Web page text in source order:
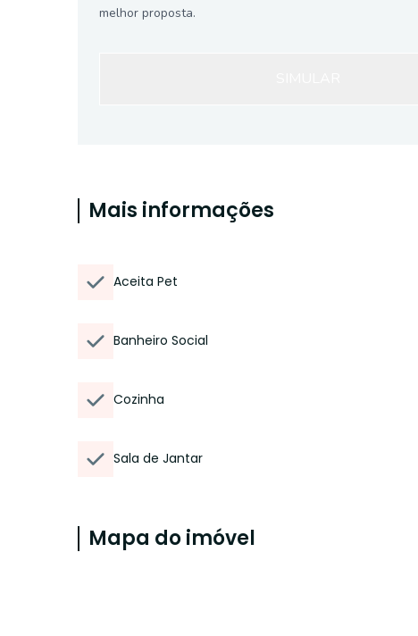
melhor proposta.
Mais informações
Aceita Pet
Banheiro Social
Cozinha
Sala de Jantar
Mapa do imóvel